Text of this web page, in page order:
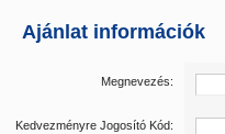
Ajánlat információk
Megnevezés:
Kedvezményre Jogosító Kód: